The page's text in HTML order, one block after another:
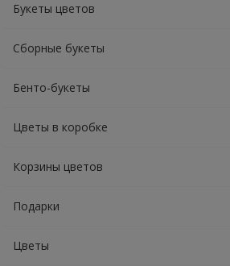
Букеты цветов
Сборные букеты
Бенто-букеты
Цветы в коробке
Корзины цветов
Подарки
Цветы